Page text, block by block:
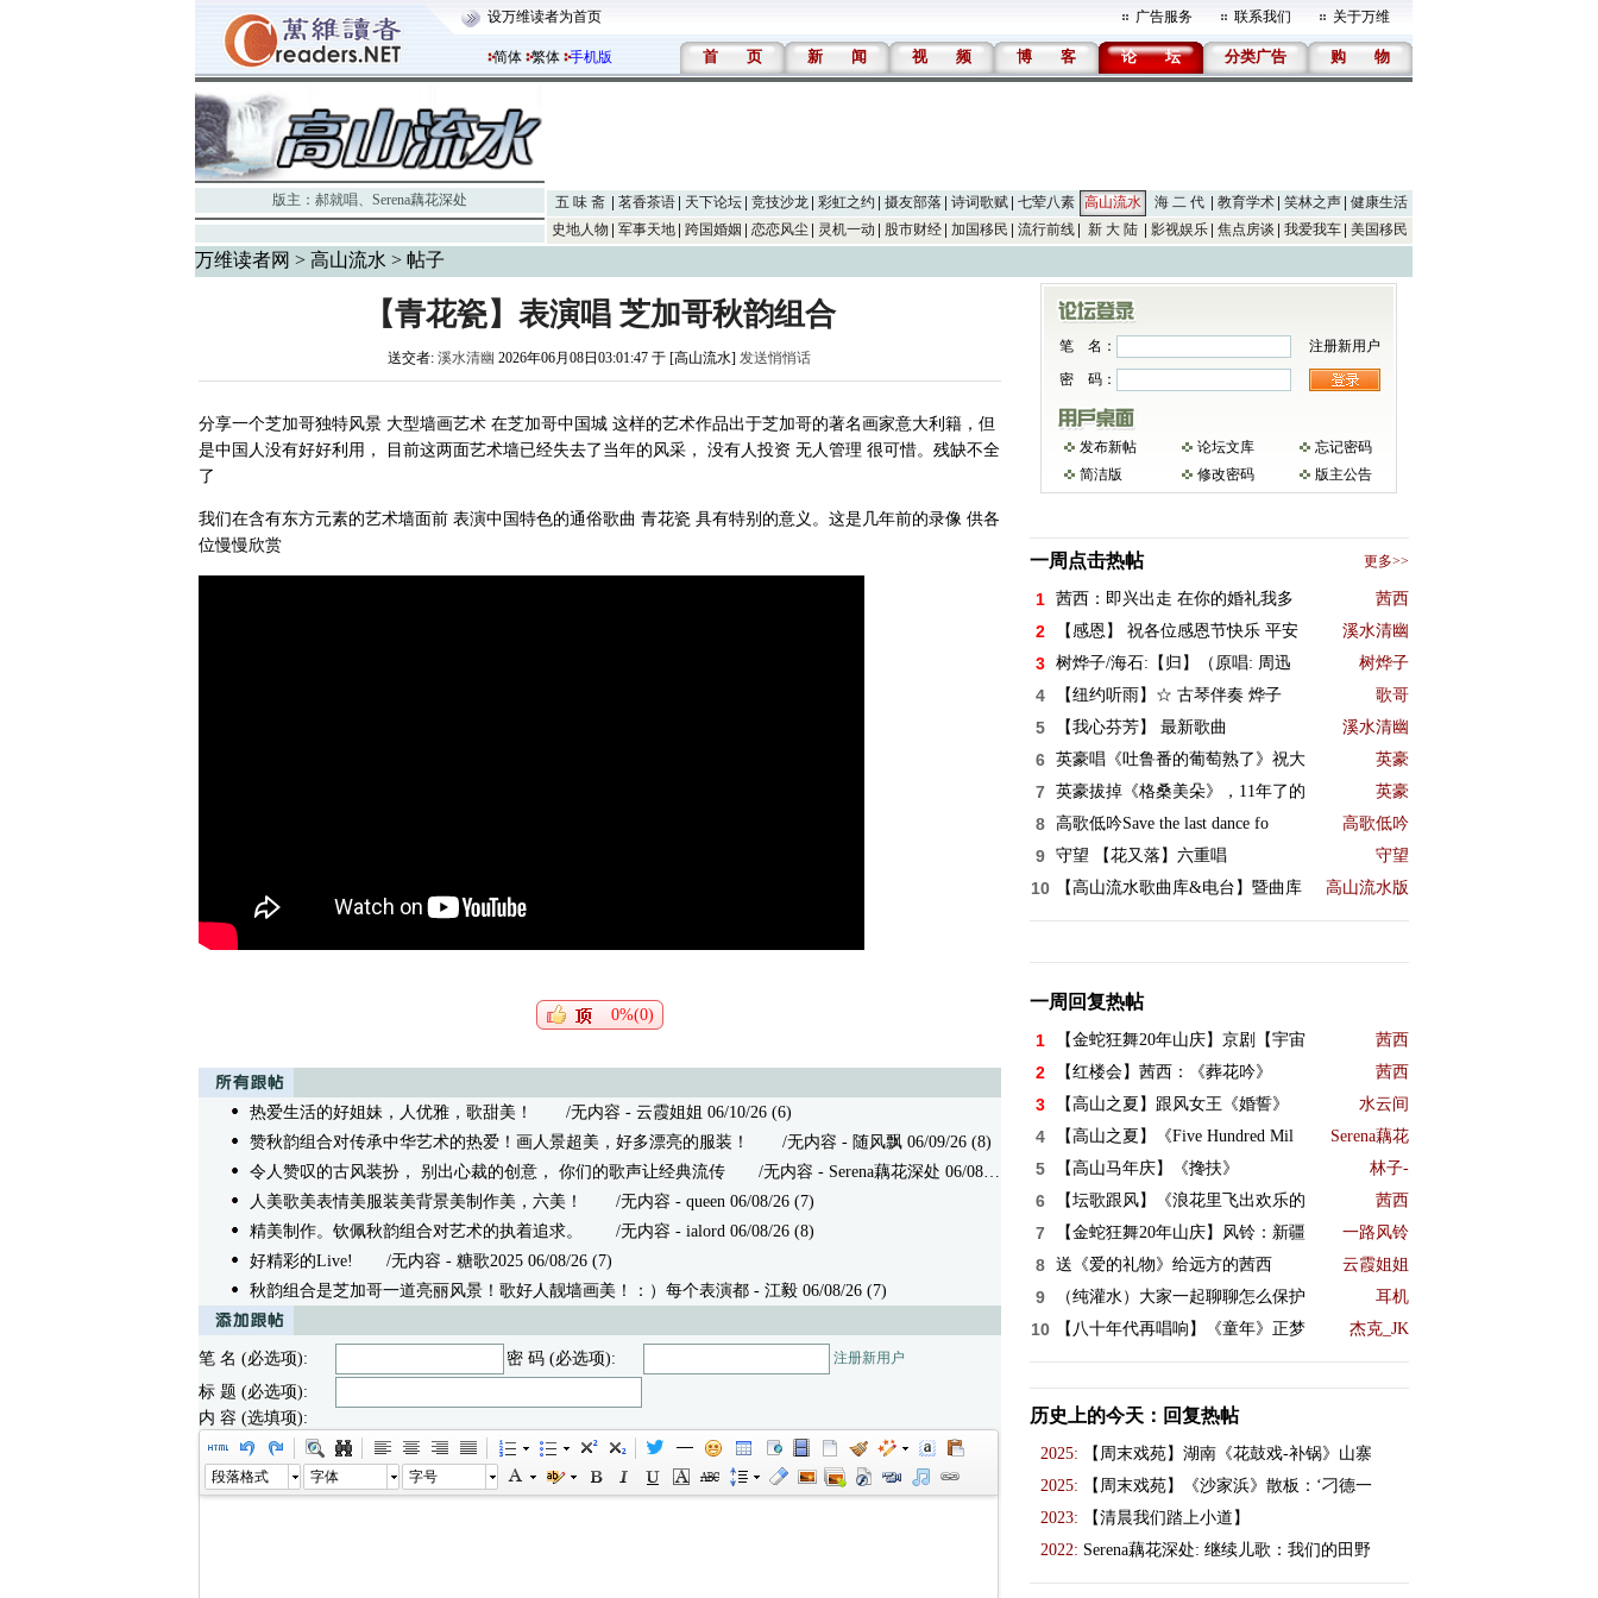
设万维读者为首页 广告服务 联系我们 关于万维
简体 繁体 手机版 首 页 新 闻 视 频 博 客 论 坛 分类广告 购 物
版主： 郝就唱、 Serena藕花深处 五 味 斋 茗香茶语 天下论坛 竞技沙龙 彩虹之约 摄友部落 诗词歌赋 七荤八素 高山流水 海 二 代 教育学术 笑林之声
健康生活
史地人物
军事天地 跨国婚姻 恋恋风尘 灵机一动 股市财经 加国移民 流行前线 新 大 陆 影视娱乐 焦点房谈 我爱我车 美国移民
万维读者网 > 高山流水 > 帖子
【青花瓷】表演唱 芝加哥秋韵组合
送交者: 溪水清幽 2026年06月08日03:01:47 于 [高山流水] 发送悄悄话
分享一个芝加哥独特风景 大型墙画艺术 在芝加哥中国城 这样的艺术作品出于芝加哥的著名画家意大利籍，但
是中国人没有好好利用， 目前这两面艺术墙已经失去了当年的风采， 没有人投资 无人管理 很可惜。残缺不全
了
我们在含有东方元素的艺术墙面前 表演中国特色的通俗歌曲 青花瓷 具有特别的意义。这是几年前的录像 供各
位慢慢欣赏
0%(0)
热爱生活的好姐妹，人优雅，歌甜美！
/无内容 - 云霞姐姐 06/10/26 (6)
赞秋韵组合对传承中华艺术的热爱！画人景超美，好多漂亮的服装！
/无内容 - 随风飘 06/09/26 (8)
令人赞叹的古风装扮， 别出心裁的创意， 你们的歌声让经典流传/无内容 - Serena藕花深处 06/08/26 (8)
人美歌美表情美服装美背景美制作美，六美！
/无内容 - queen 06/08/26 (7)
精美制作。钦佩秋韵组合对艺术的执着追求。
/无内容 - ialord 06/08/26 (8)
好精彩的Live! /无内容 - 糖歌2025 06/08/26 (7)
秋韵组合是芝加哥一道亮丽风景！歌好人靓墙画美！：）每个表演都- 江毅 06/08/26 (7)
笔 名 (必选项): 密 码 (必选项): 注册新用户
标 题 (必选项):
内 容 (选填项):
段落格式 字体 字号
笔 名：
注册新用户
密 码：
发布新帖 论坛文库
忘记密码
简洁版
修改密码 版主公告
一周点击热帖 更多>>
1 茜西：即兴出走 在你的婚礼我多 茜西
2 【感恩】 祝各位感恩节快乐 平安 溪水清幽
3 树烨子/海石:【归】（原唱: 周迅 树烨子
4 【纽约听雨】☆ 古琴伴奏 烨子 歌哥
5 【我心芬芳】 最新歌曲 溪水清幽
6 英豪唱《吐鲁番的葡萄熟了》祝大 英豪
7 英豪拔掉《格桑美朵》，11年了的 英豪
8 高歌低吟Save the last dance fo 高歌低吟
9 守望 【花又落】六重唱 守望
10 【高山流水歌曲库&电台】暨曲库 高山流水版
一周回复热帖
1 【金蛇狂舞20年山庆】京剧【宇宙 茜西
2 【红楼会】茜西：《葬花吟》 茜西
3 【高山之夏】跟风女王《婚誓》 水云间
4 【高山之夏】《Five Hundred Mil Serena藕花
5 【高山马年庆】《搀扶》 林子-
6 【坛歌跟风】《浪花里飞出欢乐的 茜西
7 【金蛇狂舞20年山庆】风铃：新疆 一路风铃
8 送《爱的礼物》给远方的茜西 云霞姐姐
9 （纯灌水）大家一起聊聊怎么保护 耳机
10 【八十年代再唱响】《童年》正梦 杰克_JK
历史上的今天：回复热帖
2025:
【周末戏苑】湖南《花鼓戏-补锅》山寨
2025:
【周末戏苑】《沙家浜》散板：‘刁德一
2023:
【清晨我们踏上小道】
2022: Serena藕花深处: 继续儿歌：我们的田野